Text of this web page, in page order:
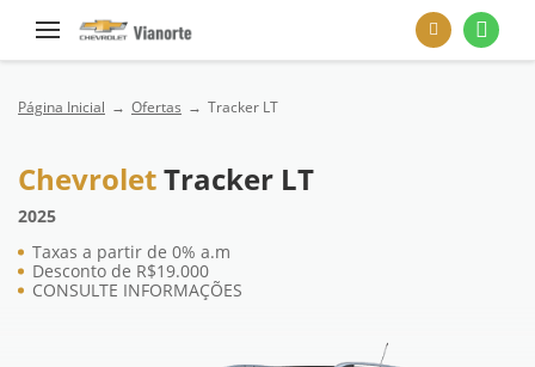
Página Inicial Ofertas Tracker LT
ChevroletTracker LT
2025
Taxas a partir de 0% a.m
Desconto de R$19.000
CONSULTE INFORMAÇÕES